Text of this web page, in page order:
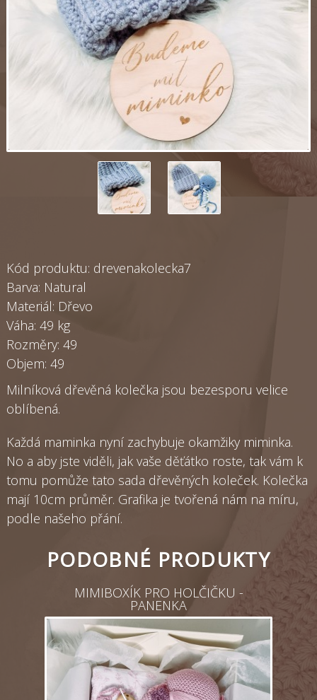
Kód produktu: drevenakolecka7
Barva: Natural
Materiál: Dřevo
Váha: 49 kg
Rozměry: 49
Objem: 49
Milníková dřevěná kolečka jsou bezesporu velice
oblíbená.
Každá maminka nyní zachybuje okamžiky miminka.
No a aby jste viděli, jak vaše děťátko roste, tak vám k
tomu pomůže tato sada dřevěných koleček. Kolečka
mají 10cm průměr. Grafika je tvořená nám na míru,
podle našeho přání.
PODOBNÉ PRODUKTY
MIMIBOXÍK PRO HOLČIČKU -
PANENKA